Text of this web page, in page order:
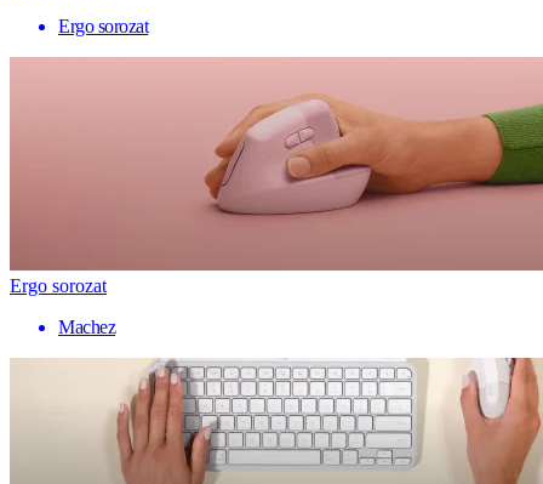
Ergo sorozat
Ergo sorozat
Machez